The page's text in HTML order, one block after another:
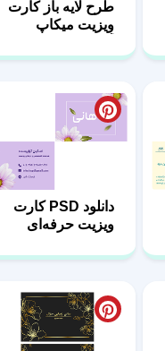
طرح لایه باز کارت
ویزیت میکاپ
دانلود PSD کارت
ویزیت حرفه‌ای